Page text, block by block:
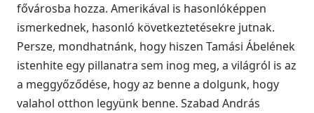
fővárosba hozza. Amerikával is hasonlóképpen
ismerkednek, hasonló következtetésekre jutnak.
Persze, mondhatnánk, hogy hiszen Tamási Ábelének
istenhite egy pillanatra sem inog meg, a világról is az
a meggyőződése, hogy az benne a dolgunk, hogy
valahol otthon legyünk benne. Szabad András